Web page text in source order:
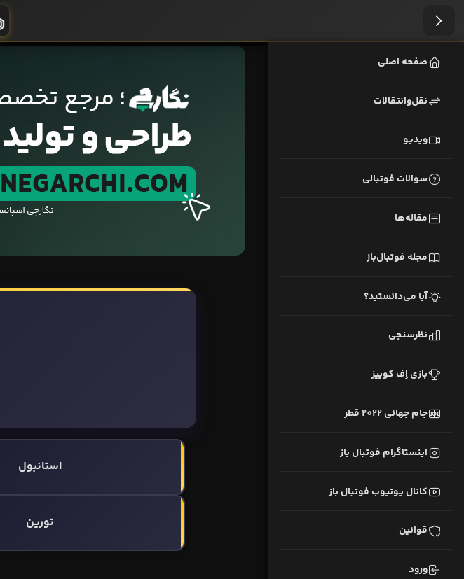
صفحه اصلی
نقل‌وانتقالات
ویدیو
سوالات فوتبالی
مقاله‌ها
مجله فوتبال‌باز
آیا می‌دانستید؟
نظرسنجی
بازی اِف کوییز
جام جهانی 2022 قطر
اینستاگرام فوتبال باز
کانال یوتیوب فوتبال باز
قوانین
ورود
استانبول
تورین